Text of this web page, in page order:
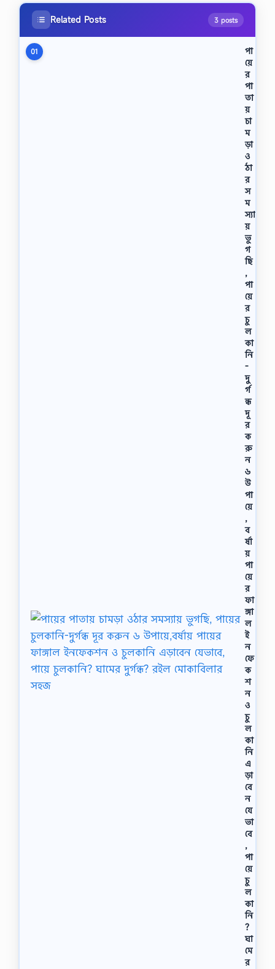
Related Posts 3 posts
01
পা
য়ে
র
পা
তা
য়
চা
ম
ড়া
ও
ঠা
র
স
ম
স্যা
য়
ভু
গ
ছি
,
পা
য়ে
র
চু
ল
কা
নি
-
দু
র্গ
ন্ধ
দূ
র
ক
রু
ন
৬
উ
পা
য়ে
,
ব
র্ষা
য়
পা
য়ে
র
ফা
ঙ্গা
ল
ই
ন
ফে
ক
শ
ন
ও
চু
ল
কা
নি
এ
ড়া
বে
ন
যে
ভা
বে
,
পা
য়ে
চু
ল
কা
নি
?
ঘা
মে
র